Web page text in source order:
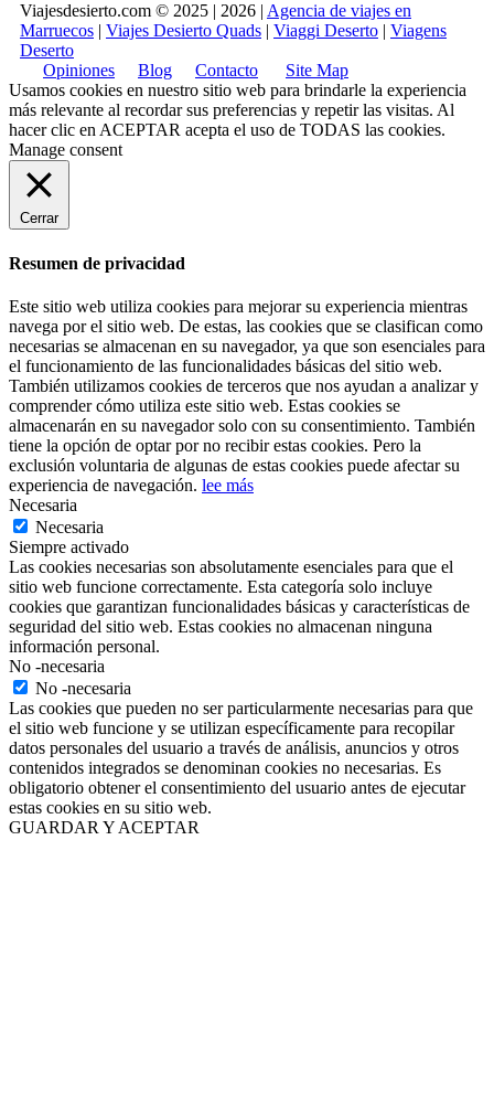
Viajesdesierto.com © 2025 | 2026 | Agencia de viajes en
Marruecos | Viajes Desierto Quads | Viaggi Deserto | Viagens
Deserto
Opiniones
Blog Contacto
Site Map
Usamos cookies en nuestro sitio web para brindarle la experiencia
más relevante al recordar sus preferencias y repetir las visitas. Al
hacer clic en ACEPTAR acepta el uso de TODAS las cookies.
Manage consent
Cerrar
Resumen de privacidad
Este sitio web utiliza cookies para mejorar su experiencia mientras
navega por el sitio web. De estas, las cookies que se clasifican como
necesarias se almacenan en su navegador, ya que son esenciales para
el funcionamiento de las funcionalidades básicas del sitio web.
También utilizamos cookies de terceros que nos ayudan a analizar y
comprender cómo utiliza este sitio web. Estas cookies se
almacenarán en su navegador solo con su consentimiento. También
tiene la opción de optar por no recibir estas cookies. Pero la
exclusión voluntaria de algunas de estas cookies puede afectar su
experiencia de navegación. lee más
Necesaria
Necesaria
Siempre activado
Las cookies necesarias son absolutamente esenciales para que el
sitio web funcione correctamente. Esta categoría solo incluye
cookies que garantizan funcionalidades básicas y características de
seguridad del sitio web. Estas cookies no almacenan ninguna
información personal.
No -necesaria
No -necesaria
Las cookies que pueden no ser particularmente necesarias para que
el sitio web funcione y se utilizan específicamente para recopilar
datos personales del usuario a través de análisis, anuncios y otros
contenidos integrados se denominan cookies no necesarias. Es
obligatorio obtener el consentimiento del usuario antes de ejecutar
estas cookies en su sitio web.
GUARDAR Y ACEPTAR